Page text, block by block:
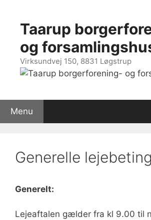
Taarup
og
Virksundvej 150, 8831 Løgstrup
Menu
Generelle
Generelt:
Lejeaftalen gælder fra kl 9.00 til